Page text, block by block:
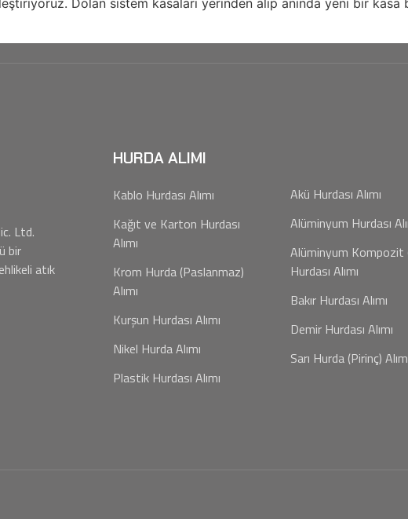
Dolan sistem kasaları yerinden alıp anında yeni bir
Ltd.
bir
atık
HURDA ALIMI
Kablo Hurdası Alımı
Kağıt ve Karton Hurdası
Alımı
Krom Hurda (Paslanmaz)
Alımı
Kurşun Hurdası Alımı
Nikel Hurda Alımı
Plastik Hurdası Alımı
Akü Hurdası Alımı
Alüminyum Hurdası
Alüminyum Kompozit
Hurdası Alımı
Bakır Hurdası Alımı
Demir Hurdası Alımı
Sarı Hurda (Pirinç)